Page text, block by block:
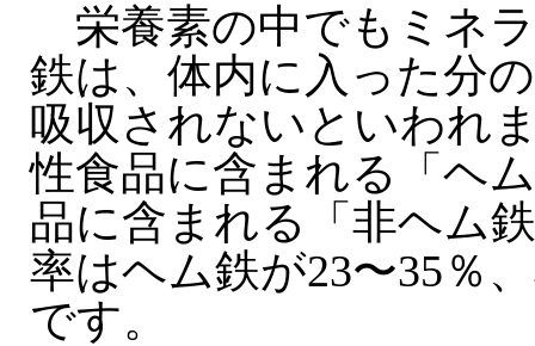
栄養素の中でもミネ
鉄は、体内に入った分
吸収されないといわれ
性食品に含まれる「ヘ
品に含まれる「非ヘム
率はヘム鉄が23〜35％
です。